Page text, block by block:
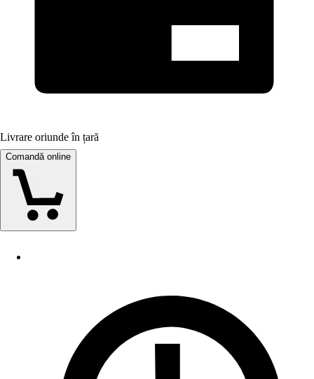
Livrare oriunde în țară
Comandă online